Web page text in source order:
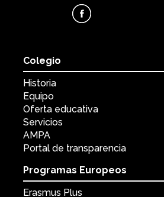
Colegio
Historia
Equipo
Oferta educativa
Servicios
AMPA
Portal de transparencia
Programas Europeos
Erasmus Plus